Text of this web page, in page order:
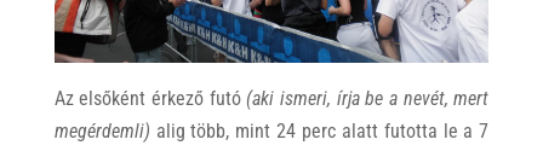
Az elsőként érkező futó (aki ismeri, írja be a nevét, mert
megérdemli) alig több, mint 24 perc alatt futotta le a 7